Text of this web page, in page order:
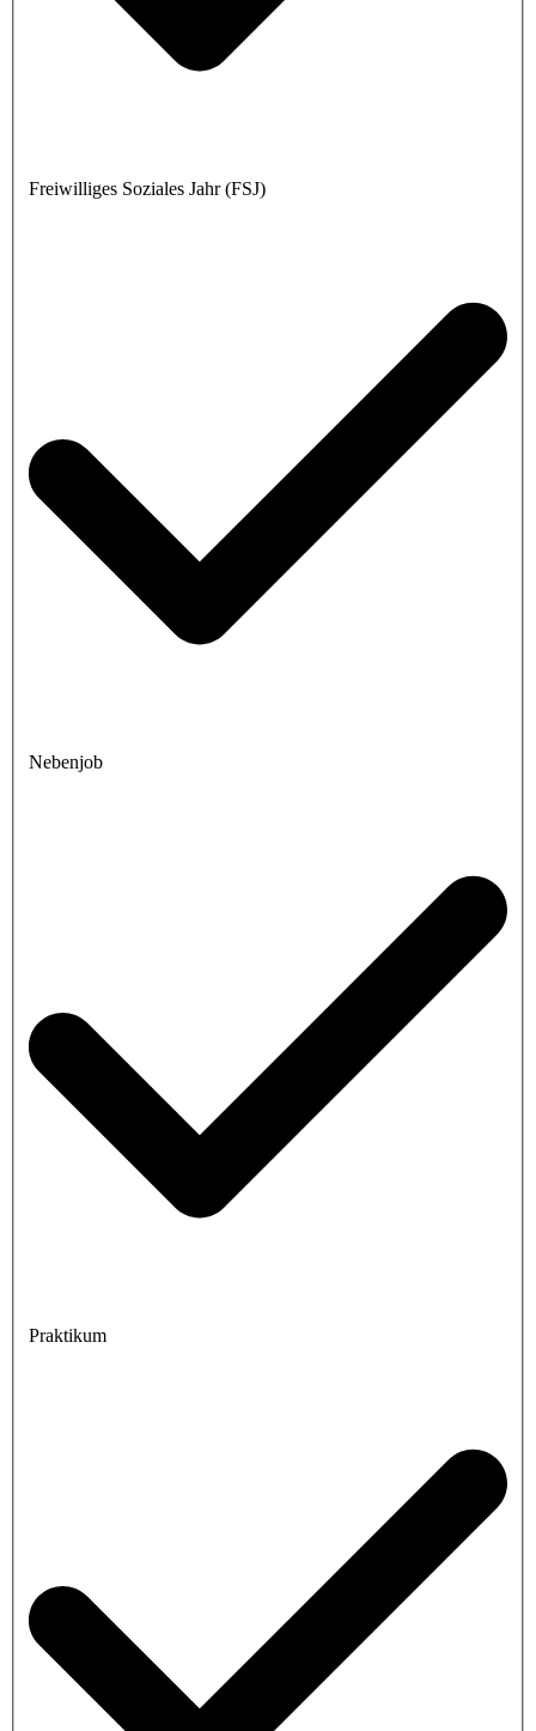
Freiwilliges Soziales Jahr (FSJ)
Nebenjob
Praktikum